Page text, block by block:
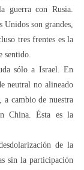
guerra con Rusia.
Unidos son grandes,
tres frentes es la
sentido.
sólo a Israel. En
neutral no alineado
cambio de nuestra
China. Ésta es la
de la
sin la participación